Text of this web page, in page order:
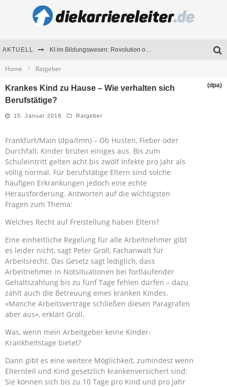
AKTUELL KI im Bildungswesen: Revolution oder Risiko für Schulen und Universitäten?
Seminare als Motivationsmotor – Wie Weiterbildung Mitarbeiter nachhaltig begeistert
Home Ratgeber
Krankes Kind zu Hause – Wie verhalten sich
Berufstätige?
(dpa)
15. Januar 2018 Ratgeber
Frankfurt/Main (dpa/tmn) – Ob Husten, Fieber oder
Durchfall: Kinder brüten einiges aus. Bis zum
Schuleintritt gelten acht bis zwölf Infekte pro Jahr als
völlig normal. Für berufstätige Eltern sind solche
häufigen Erkrankungen jedoch eine echte
Herausforderung. Antworten auf die wichtigsten
Fragen zum Thema:
Welches Recht auf Freistellung haben Eltern?
Eine einheitliche Regelung für alle Arbeitnehmer gibt
es leider nicht, sagt Peter Groll, Fachanwalt für
Arbeitsrecht. Das Gesetz sagt lediglich, dass
Arbeitnehmer in Notsituationen bei fortlaufender
Gehaltszahlung bis zu fünf Tage fehlen dürfen – dazu
zählt auch die Betreuung eines kranken Kindes.
«Manche Arbeitsverträge schließen diesen Paragrafen
aber aus», erklärt Groll.
Was, wenn mein Arbeitgeber keine Kinder-
Krankheitstage bietet?
Dann gibt es eine weitere Möglichkeit, zumindest wenn
Elternteil und Kind gesetzlich krankenversichert sind:
Sie können sich bis zu 10 Tage pro Kind und pro Jahr